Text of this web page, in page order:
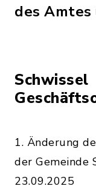
des Amtes
Schwissel
1. Änderung
der Gemeinde
23.09.2025